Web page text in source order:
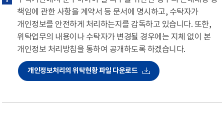
책임에 관한 사항을 계약서 등 문서에 명시하고, 수탁자가
개인정보를 안전하게 처리하는지를 감독하고 있습니다. 또한,
위탁업무의 내용이나 수탁자가 변경될 경우에는 지체 없이 본
개인정보 처리방침을 통하여 공개하도록 하겠습니다.
개인정보처리의 위탁현황 파일 다운로드